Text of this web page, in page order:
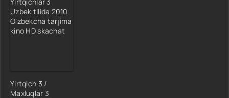
Yirtqich 3 /
Maxluqlar 3